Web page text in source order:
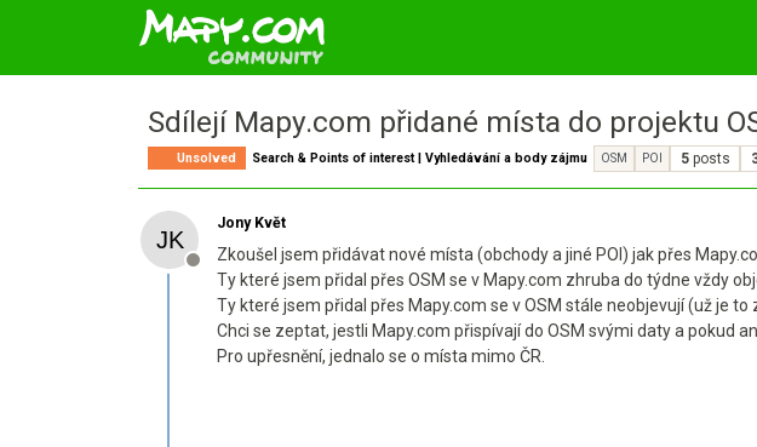
Sdílejí Mapy.com přidané místa do projektu
Unsolved Search & Points of interest | Vyhledávání a body zájmu OSM POI 5 posts
Offline
Jony Květ
Zkoušel jsem přidávat nové místa (obchody a jiné POI) jak přes
Ty které jsem přidal přes OSM se v Mapy.com zhruba do týdne vždy
Ty které jsem přidal přes Mapy.com se v OSM stále neobjevují (už je to
Chci se zeptat, jestli Mapy.com přispívají do OSM svými daty a pokud
Pro upřesnění, jednalo se o místa mimo ČR.